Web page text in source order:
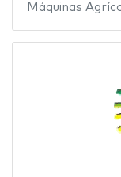
Máquinas